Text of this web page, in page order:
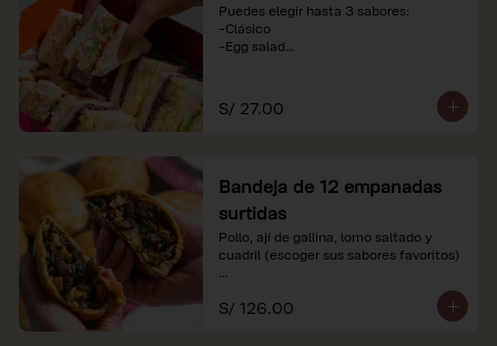
Puedes elegir hasta 3 sabores:
-Clásico
-Egg salad
referenciales.
S/ 27.00
Bandeja de 12 empanadas
surtidas
Pollo, ají de gallina, lomo saltado y
cuadril (escoger sus sabores favoritos)
*Nuestros precios están expresados en
soles e incluyen impuestos de ley y
S/ 126.00